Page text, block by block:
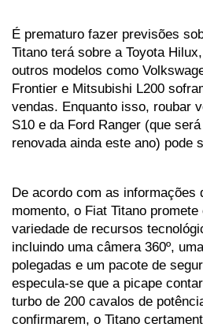
É prematuro fazer previsões
Titano terá sobre a Toyota
outros modelos como
Frontier e Mitsubishi L200
vendas. Enquanto isso, roubar
S10 e da Ford Ranger (que
renovada ainda este ano) pode
De acordo com as informações
momento, o Fiat Titano
variedade de recursos
incluindo uma câmera 360º,
polegadas e um pacote de
especula-se que a picape
turbo de 200 cavalos de
confirmarem, o Titano